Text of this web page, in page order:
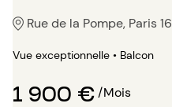
Rue de la Pompe, Paris 16
Vue exceptionnelle • Balcon
1 900 €/Mois